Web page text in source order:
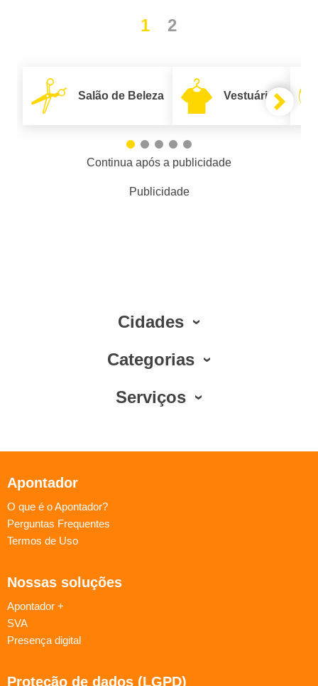
1 2
Salão de Beleza Vestuário
Continua após a publicidade
Publicidade
Cidades
Categorias
Serviços
Apontador
O que é o Apontador?
Perguntas Frequentes
Termos de Uso
Nossas soluções
Apontador +
SVA
Presença digital
Proteção de dados (LGPD)